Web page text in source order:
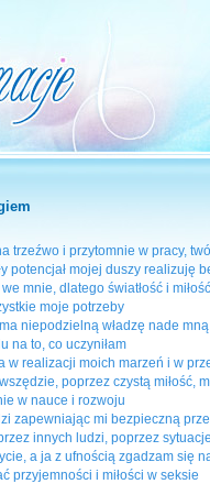
trzeźwo i przytomnie w pracy,
potencjał mojej duszy realizuję
mnie, dlatego światłość i
moje potrzeby
niepodzielną władzę nade
na to, co uczyniłam
w realizacji moich marzeń i w
poprzez czystą miłość,
w nauce i rozwoju
zapewniając mi bezpieczną
innych ludzi, poprzez
a ja z ufnością zgadzam się
przyjemności i miłości w seksie